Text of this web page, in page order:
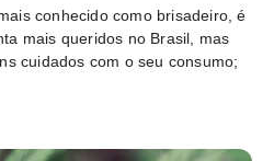
conhecido como brisadeiro, é
mais queridos no Brasil, mas
cuidados com o seu consumo;